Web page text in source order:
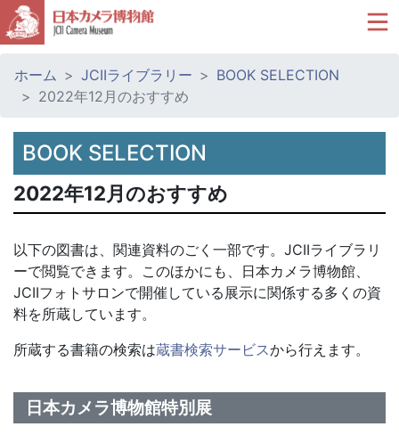
ホーム JCIIライブラリー
BOOK SELECTION
2022年12月のおすすめ
BOOK SELECTION
2022年12月のおすすめ
以下の図書は、関連資料のごく一部です。JCIIライブラリ
ーで閲覧できます。このほかにも、日本カメラ博物館、
JCIIフォトサロンで開催している展示に関係する多くの資
料を所蔵しています。
所蔵する書籍の検索は蔵書検索サービスから行えます。
日本カメラ博物館特別展